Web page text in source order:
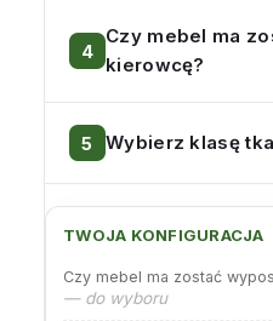
Czy mebel ma
kierowcę?
Wybierz klasę
TWOJA KONFIGURACJA
Czy mebel ma zostać
— do wyboru